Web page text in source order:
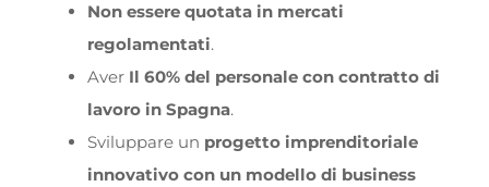
Non essere quotata in mercati
regolamentati.
Aver Il 60% del personale con contratto di
lavoro in Spagna.
Sviluppare un progetto imprenditoriale
innovativo con un modello di business